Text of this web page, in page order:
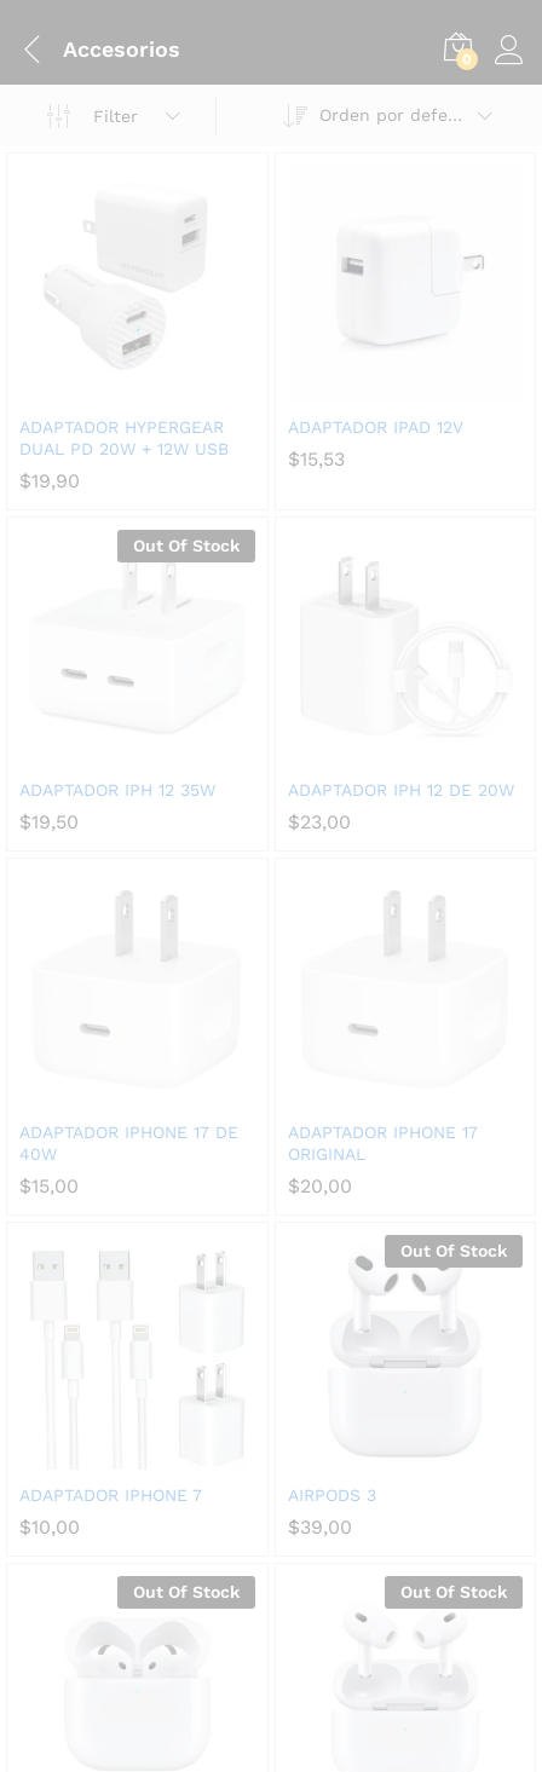
Accesorios 0
Filter Orden por defecto
ADAPTADOR HYPERGEAR
DUAL PD 20W + 12W USB
$19,90
ADAPTADOR IPAD 12V
$15,53
Out Of Stock
ADAPTADOR IPH 12 35W
$19,50
ADAPTADOR IPH 12 DE 20W
$23,00
ADAPTADOR IPHONE 17 DE
40W
$15,00
ADAPTADOR IPHONE 17
ORIGINAL
$20,00
ADAPTADOR IPHONE 7
$10,00
Out Of Stock
AIRPODS 3
$39,00
Out Of Stock Out Of Stock